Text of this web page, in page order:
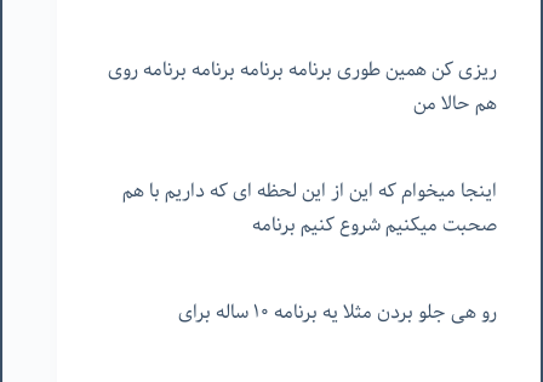
ریزی کن همین طوری برنامه برنامه برنامه برنامه روی
هم حالا من
اینجا میخوام که این از این لحظه ای که داریم با هم
صحبت میکنیم شروع کنیم برنامه
رو هی جلو بردن مثلا یه برنامه ۱۰ ساله برای